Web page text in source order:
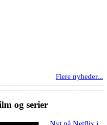
Flere nyheder...
og serier